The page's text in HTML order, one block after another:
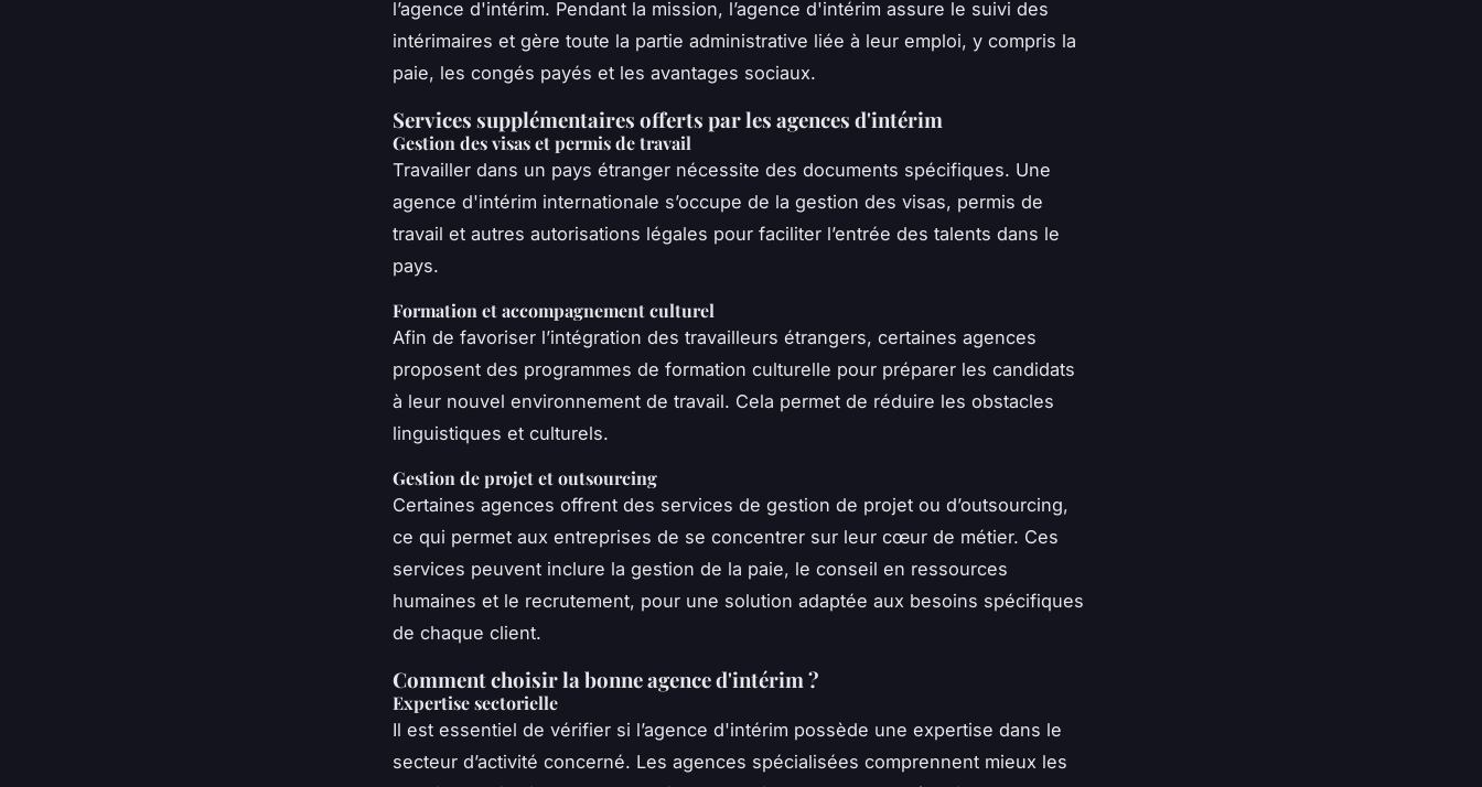
l’agence d'intérim. Pendant la mission, l’agence d'intérim assure le suivi des
intérimaires et gère toute la partie administrative liée à leur emploi, y compris la
paie, les congés payés et les avantages sociaux.
Services supplémentaires offerts par les agences d'intérim
Gestion des visas et permis de travail
Travailler dans un pays étranger nécessite des documents spécifiques. Une
agence d'intérim internationale s’occupe de la gestion des visas, permis de
travail et autres autorisations légales pour faciliter l’entrée des talents dans le
pays.
Formation et accompagnement culturel
Afin de favoriser l’intégration des travailleurs étrangers, certaines agences
proposent des programmes de formation culturelle pour préparer les candidats
à leur nouvel environnement de travail. Cela permet de réduire les obstacles
linguistiques et culturels.
Gestion de projet et outsourcing
Certaines agences offrent des services de gestion de projet ou d’outsourcing,
ce qui permet aux entreprises de se concentrer sur leur cœur de métier. Ces
services peuvent inclure la gestion de la paie, le conseil en ressources
humaines et le recrutement, pour une solution adaptée aux besoins spécifiques
de chaque client.
Comment choisir la bonne agence d'intérim ?
Expertise sectorielle
Il est essentiel de vérifier si l’agence d'intérim possède une expertise dans le
secteur d’activité concerné. Les agences spécialisées comprennent mieux les